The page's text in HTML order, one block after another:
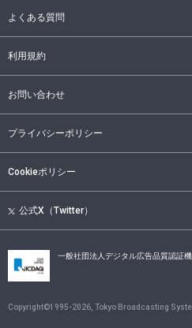
よくある質問
利用規約
お問い合わせ
プライバシーポリシー
Cookieポリシー
公式X（Twitter）
一般社団法人デジタル広告品質認証
Copyright©1995-2026 , Tokyo Broadcasting